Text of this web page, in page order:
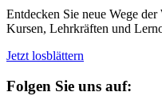
Entdecken Sie neue Wege
Kursen, Lehrkräften und
Jetzt losblättern
Folgen Sie uns auf: